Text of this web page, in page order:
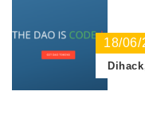
18/06/